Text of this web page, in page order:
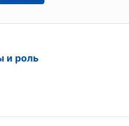
и роль